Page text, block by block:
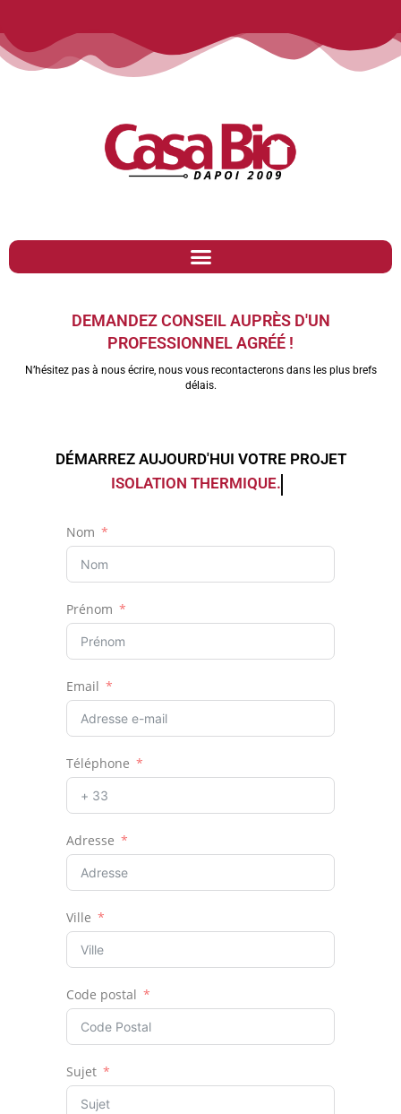
DEMANDEZ CONSEIL AUPRÈS D'UN
PROFESSIONNEL AGRÉÉ !
N’hésitez pas à nous écrire, nous vous recontacterons dans les plus brefs
délais.
DÉMARREZ AUJOURD'HUI VOTRE PROJET
Prénom
Email
Téléphone
Adresse
Ville
Code postal
Sujet